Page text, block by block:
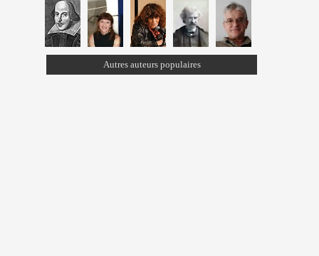
Autres auteurs populaires